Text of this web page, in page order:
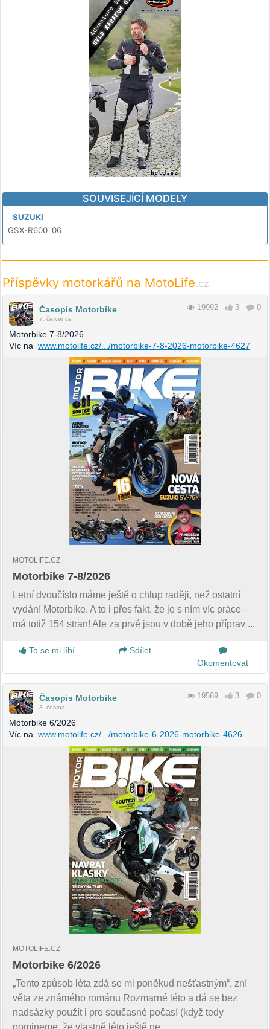
SOUVISEJÍCÍ MODELY
SUZUKI
GSX-R600 '06
Příspěvky motorkářů na MotoLife.cz
Časopis Motorbike
7. července
19992 3 0
Motorbike 7-8/2026
Víc na www.motolife.cz/.../motorbike-7-8-2026-motorbike-4627
MOTOLIFE.CZ
Motorbike 7-8/2026
Letní dvoučíslo máme ještě o chlup raději, než ostatní
vydání Motorbike. A to i přes fakt, že je s ním víc práce –
má totiž 154 stran! Ale za prvé jsou v době jeho příprav ...
To se mi líbí
Sdílet
Okomentovat
Časopis Motorbike
3. června
19569 3 0
Motorbike 6/2026
Víc na www.motolife.cz/.../motorbike-6-2026-motorbike-4626
MOTOLIFE.CZ
Motorbike 6/2026
„Tento způsob léta zdá se mi poněkud nešťastným“, zní
věta ze známého románu Rozmarné léto a dá se bez
nadsázky použít i pro současné počasí (když tedy